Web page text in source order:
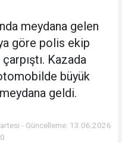
meydana gelen
göre polis ekip
Kazada
büyük
geldi.
- Güncelleme: 13.06.2026